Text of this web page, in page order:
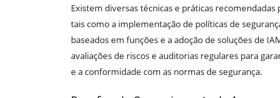
Existem diversas técnicas e práticas
tais como a implementação de políticas de
baseados em funções e a adoção de soluções de
avaliações de riscos e auditorias regulares para
e a conformidade com as normas de segurança.